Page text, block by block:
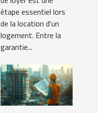
et sans dépôt
?
étape essentiel lors
de la location d'un
logement. Entre la
garantie...